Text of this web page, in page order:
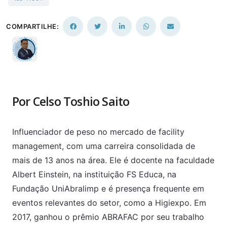
COMPARTILHE:
Por Celso Toshio Saito
Influenciador de peso no mercado de facility
management, com uma carreira consolidada de
mais de 13 anos na área. Ele é docente na faculdade
Albert Einstein, na instituição FS Educa, na
Fundação UniAbralimp e é presença frequente em
eventos relevantes do setor, como a Higiexpo. Em
2017, ganhou o prêmio ABRAFAC por seu trabalho